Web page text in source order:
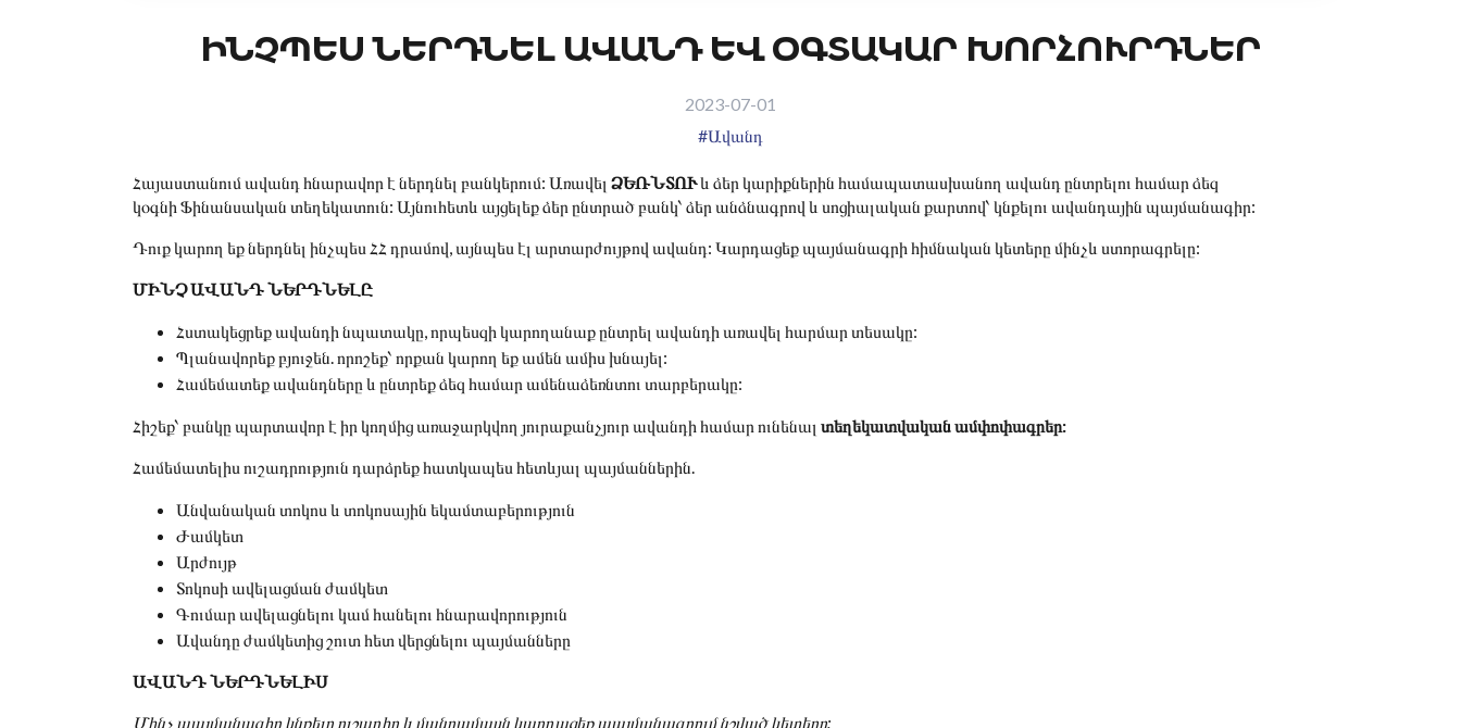
ԻՆՉՊԵՍ ՆԵՐԴՆԵԼ ԱՎԱՆԴ ԵՎ ՕԳՏԱԿԱՐ ԽՈՐՀՈՒՐԴՆԵՐ
2023-07-01
#Ավանդ
Հայաստանում ավանդ հնարավոր է ներդնել բանկերում: Առավել ՁԵՌՆՏՈՒև ձեր կարիքներին համապատասխանող ավանդ ընտրելու համար ձեզ
կօգնի Ֆինանսական տեղեկատուն: Այնուհետև այցելեք ձեր ընտրած բանկ՝ ձեր անձնագրով և սոցիալական քարտով՝ կնքելու ավանդային պայմանագիր:
Դուք կարող եք ներդնել ինչպես ՀՀ դրամով, այնպես էլ արտարժույթով ավանդ: Կարդացեք պայմանագրի հիմնական կետերը մինչև ստորագրելը:
ՄԻՆՉ ԱՎԱՆԴ ՆԵՐԴՆԵԼԸ
Հստակեցրեք ավանդի նպատակը, որպեսզի կարողանաք ընտրել ավանդի առավել հարմար տեսակը:
Պլանավորեք բյուջեն. որոշեք՝ որքան կարող եք ամեն ամիս խնայել:
Համեմատեք ավանդները և ընտրեք ձեզ համար ամենաձեռնտու տարբերակը:
Հիշեք՝ բանկը պարտավոր է իր կողմից առաջարկվող յուրաքանչյուր ավանդի համար ունենալ տեղեկատվական ամփոփագրեր:
Համեմատելիս ուշադրություն դարձրեք հատկապես հետևյալ պայմաններին.
Անվանական տոկոս և տոկոսային եկամտաբերություն
Ժամկետ
Արժույթ
Տոկոսի ավելացման ժամկետ
Գումար ավելացնելու կամ հանելու հնարավորություն
Ավանդը ժամկետից շուտ հետ վերցնելու պայմանները
ԱՎԱՆԴ ՆԵՐԴՆԵԼԻՍ
Մինչ պայմանագիր կնքելը ուշադիր և մանրամասն կարդացեք պայմանագրում նշված կետերը: